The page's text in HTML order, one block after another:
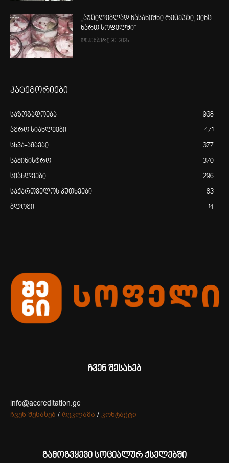
„აუცილებლად ჩასანიშნი რეცეპტი, ვინც
ხართ სოფელში“
დეკემბერი 30, 2025
კატეგორიები
საზოგადოება 938
აგრო სიახლეები 471
სხვა-ამბები 377
სამინისტრო 370
სიახლეები 296
საქართველოს კუთხეები 83
ბლოგი 14
ჩვენ შესახებ
info@accreditation.ge
ჩვენ შესახებ / რეკლამა / კონტაქტი
გამოგვყევი სოციალურ ქსელებში